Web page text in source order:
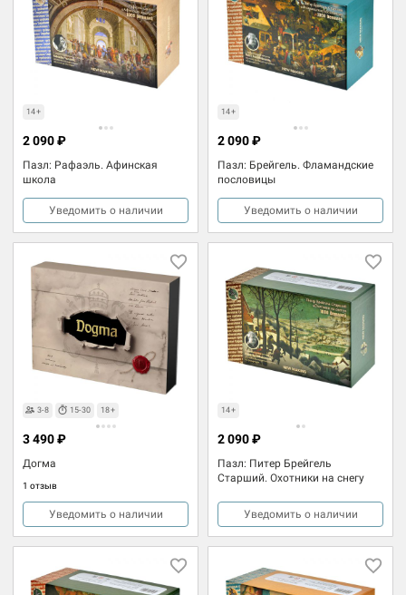
14+
Пазл: Рафаэль. Афинская
школа
2 090 ₽
Уведомить о наличии
14+
Пазл: Брейгель. Фламандские
пословицы
2 090 ₽
Уведомить о наличии
3-8 15-30 18+
Догма
1 отзыв
3 490 ₽
Уведомить о наличии
14+
Пазл: Питер Брейгель
Старший. Охотники на снегу
2 090 ₽
Уведомить о наличии